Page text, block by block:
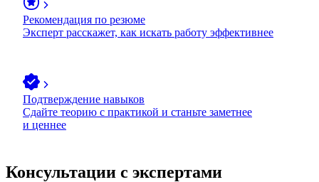
Рекомендация по резюме
Эксперт расскажет, как искать работу эффективнее
Подтверждение навыков
Сдайте теорию с практикой и станьте заметнее
и ценнее
Консультации с экспертами